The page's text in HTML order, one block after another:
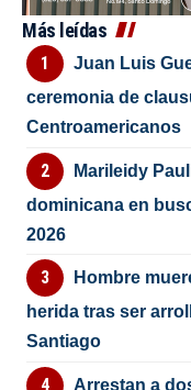
Más leídas
Juan Luis
ceremonia de
Centroamericanos
Marileidy
dominicana en
2026
Hombre
herida tras ser
Santiago
Arrestan a